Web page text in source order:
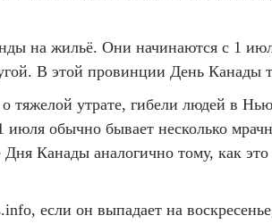
на жильё. Они начинаются с 1
В этой провинции День Канады
утрате, гибели людей в
обычно бывает несколько
Канады аналогично тому, как это
если он выпадает на